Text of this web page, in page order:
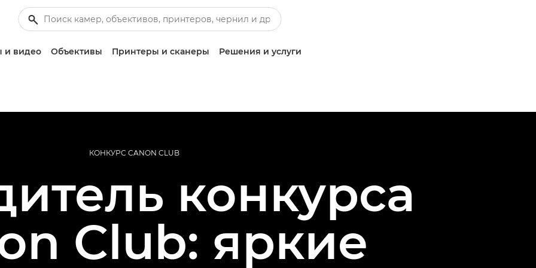
и видео Объективы Принтеры и сканеры Решения и услуги
КОНКУРС CANON CLUB
конкурса
Club: яркие